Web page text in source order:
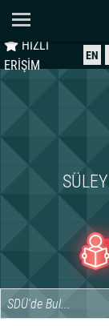
HIZLI
ERİŞİM
EN
ÜNİVERSİTEMİZ
İDARİ
ARAŞTIRMA
INTERNATIONAL